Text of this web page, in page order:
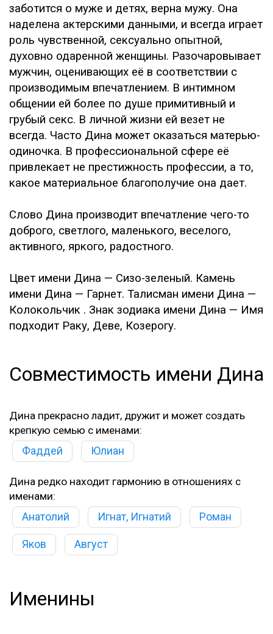
заботится о муже и детях, верна мужу. Она
наделена актерскими данными, и всегда играет
роль чувственной, сексуально опытной,
духовно одаренной женщины. Разочаровывает
мужчин, оценивающих её в соответствии с
производимым впечатлением. В интимном
общении ей более по душе примитивный и
грубый секс. В личной жизни ей везет не
всегда. Часто Дина может оказаться матерью-
одиночка. В профессиональной сфере её
привлекает не престижность профессии, а то,
какое материальное благополучие она дает.
Слово Дина производит впечатление чего-то
доброго, светлого, маленького, веселого,
активного, яркого, радостного.
Цвет имени Дина — Сизо-зеленый. Камень
имени Дина — Гарнет. Талисман имени Дина —
Колокольчик . Знак зодиака имени Дина — Имя
подходит Раку, Деве, Козерогу.
Совместимость имени Дина
Дина прекрасно ладит, дружит и может создать
крепкую семью с именами:
Фаддей Юлиан
Дина редко находит гармонию в отношениях с
именами:
Анатолий Игнат, Игнатий Роман
Яков Август
Именины